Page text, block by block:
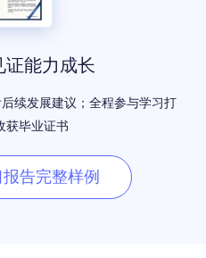
证能力成长
续发展建议；全程参与学习打
获毕业证书
告完整样例​